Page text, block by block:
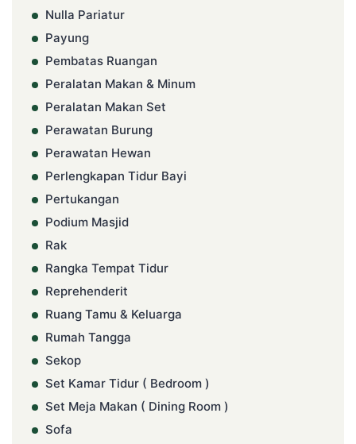
Nulla Pariatur
Payung
Pembatas Ruangan
Peralatan Makan & Minum
Peralatan Makan Set
Perawatan Burung
Perawatan Hewan
Perlengkapan Tidur Bayi
Pertukangan
Podium Masjid
Rak
Rangka Tempat Tidur
Reprehenderit
Ruang Tamu & Keluarga
Rumah Tangga
Sekop
Set Kamar Tidur ( Bedroom )
Set Meja Makan ( Dining Room )
Sofa